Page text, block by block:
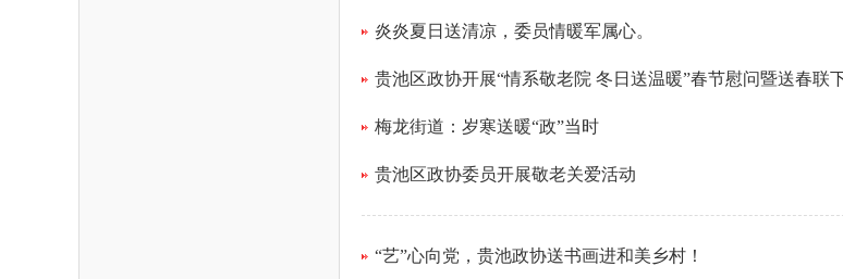
炎炎夏日送清凉，委员情暖军属心。
贵池区政协开展“情系敬老院 冬日送温暖”春节慰问暨送春联
梅龙街道：岁寒送暖“政”当时
贵池区政协委员开展敬老关爱活动
“艺”心向党，贵池政协送书画进和美乡村！